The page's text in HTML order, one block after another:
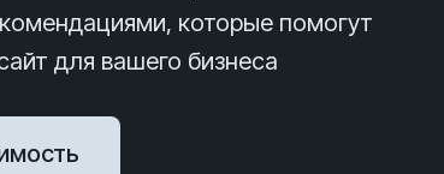
которые помогут
для вашего бизнеса